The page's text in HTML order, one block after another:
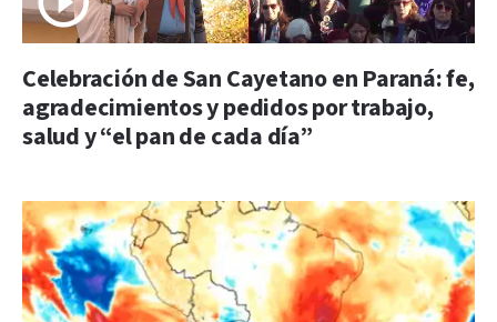
Celebración de San Cayetano en Paraná: fe,
agradecimientos y pedidos por trabajo,
salud y “el pan de cada día”